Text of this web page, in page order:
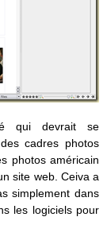
qui devrait se
cadres photos
photos américain
site web. Ceiva a
simplement dans
les logiciels pour